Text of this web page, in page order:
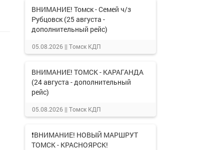
ВНИМАНИЕ! Томск - Семей ч/з
Рубцовск (25 августа -
дополнительный рейс)
05.08.2026 || Томск КДП
ВНИМАНИЕ! ТОМСК - КАРАГАНДА
(24 августа - дополнительный
рейс)
05.08.2026 || Томск КДП
❗ВНИМАНИЕ! НОВЫЙ МАРШРУТ
ТОМСК - КРАСНОЯРСК!